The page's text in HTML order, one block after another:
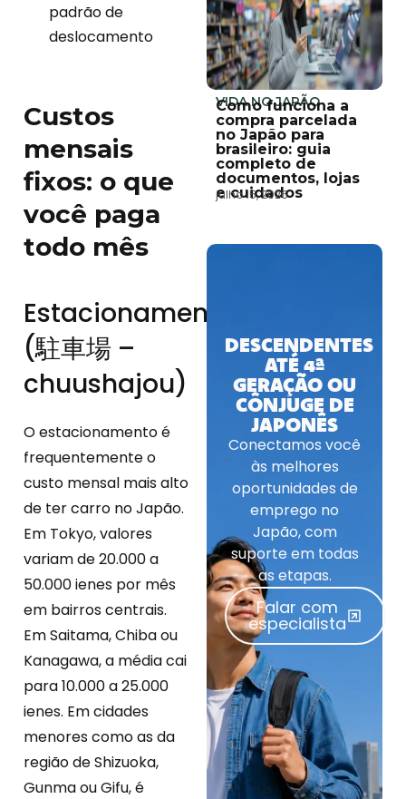
padrão de
deslocamento
Custos
mensais
fixos: o que
você paga
todo mês
Estacionamento
(駐車場 –
chuushajou)
O estacionamento é
frequentemente o
custo mensal mais alto
de ter carro no Japão.
Em Tokyo, valores
variam de 20.000 a
50.000 ienes por mês
em bairros centrais.
Em Saitama, Chiba ou
Kanagawa, a média cai
para 10.000 a 25.000
ienes. Em cidades
menores como as da
região de Shizuoka,
Gunma ou Gifu, é
VIDA NO JAPÃO
Como funciona a
compra parcelada
no Japão para
brasileiro: guia
completo de
documentos, lojas
e cuidados
julho 15, 2026
DESCENDENTES
ATÉ 4ª
GERAÇÃO OU
CÔNJUGE DE
JAPONÊS
Conectamos você
às melhores
oportunidades de
emprego no
Japão, com
suporte em todas
as etapas.
Falar com
especialista